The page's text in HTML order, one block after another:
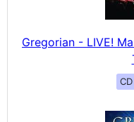
Gregorian - LIVE!
CD